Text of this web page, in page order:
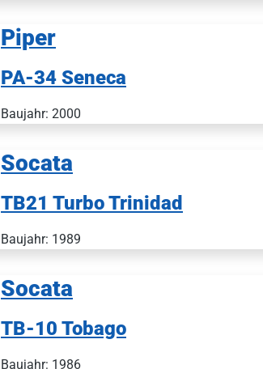
Piper
PA-34 Seneca
Baujahr: 2000
Socata
TB21 Turbo Trinidad
Baujahr: 1989
Socata
TB-10 Tobago
Baujahr: 1986